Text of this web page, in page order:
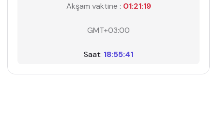
Akşam vaktine : 01:21:19
GMT+03:00
Saat: 18:55:41